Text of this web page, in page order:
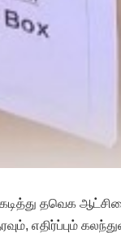
தவெக
எதிர்ப்பும்